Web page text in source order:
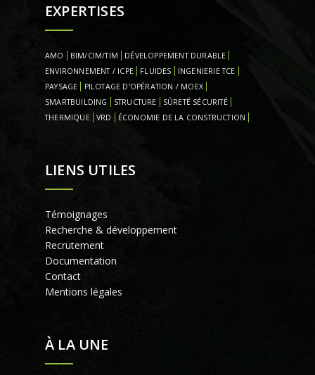
EXPERTISES
AMO BIM/CIM/TIM
DÉVELOPPEMENT DURABLE
ENVIRONNEMENT / ICPE
FLUIDES
INGENIERIE TCE
PAYSAGE
PILOTAGE D'OPÉRATION / MOEX
SMARTBUILDING
STRUCTURE
SÛRETÉ SÉCURITÉ
THERMIQUE
VRD ÉCONOMIE DE LA CONSTRUCTION
LIENS UTILES
Témoignages
Recherche & développement
Recrutement
Documentation
Contact
Mentions légales
À LA UNE